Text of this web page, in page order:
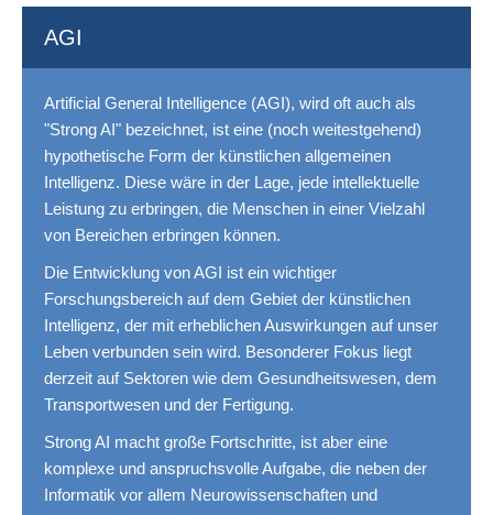
AGI
Artificial General Intelligence (AGI), wird oft auch als
"Strong AI" bezeichnet, ist eine (noch weitestgehend)
hypothetische Form der künstlichen allgemeinen
Intelligenz. Diese wäre in der Lage, jede intellektuelle
Leistung zu erbringen, die Menschen in einer Vielzahl
von Bereichen erbringen können.
Die Entwicklung von AGI ist ein wichtiger
Forschungsbereich auf dem Gebiet der künstlichen
Intelligenz, der mit erheblichen Auswirkungen auf unser
Leben verbunden sein wird. Besonderer Fokus liegt
derzeit auf Sektoren wie dem Gesundheitswesen, dem
Transportwesen und der Fertigung.
Strong AI macht große Fortschritte, ist aber eine
komplexe und anspruchsvolle Aufgabe, die neben der
Informatik vor allem Neurowissenschaften und